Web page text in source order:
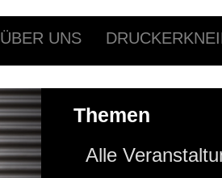
ÜBER UNS
Themen
Alle